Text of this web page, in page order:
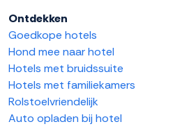
Ontdekken
Goedkope hotels
Hond mee naar hotel
Hotels met bruidssuite
Hotels met familiekamers
Rolstoelvriendelijk
Auto opladen bij hotel